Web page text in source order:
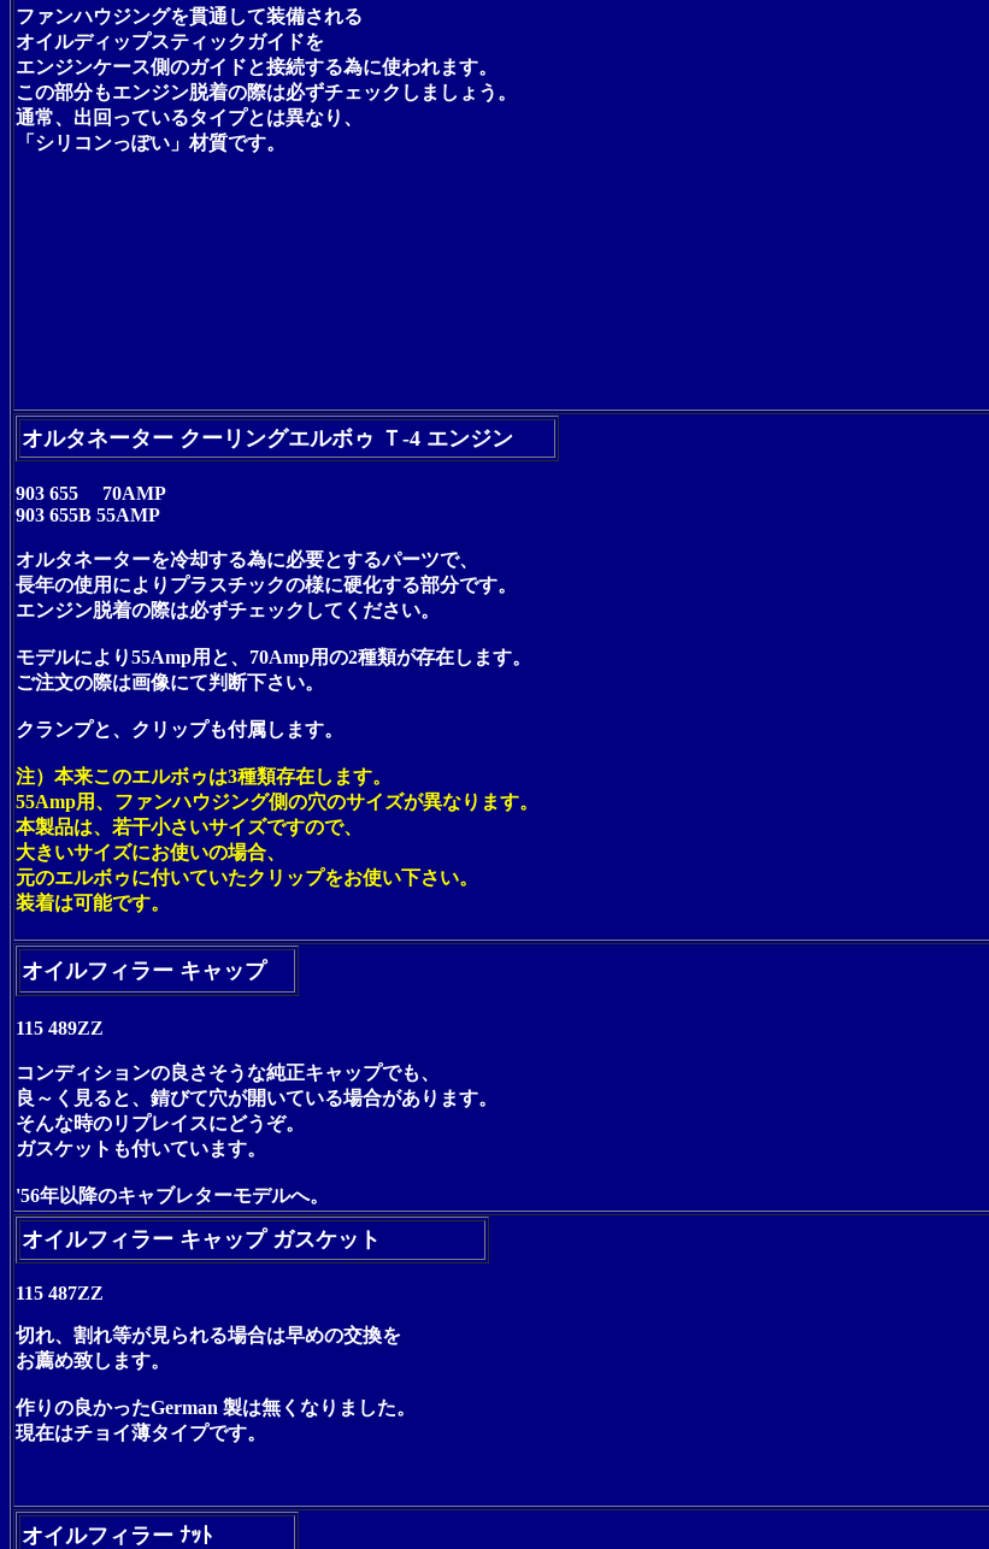
ファンハウジングを貫通して装備される
オイルディップスティックガイドを
エンジンケース側のガイドと接続する為に使われます。
この部分もエンジン脱着の際は必ずチェックしましょう。
通常、出回っているタイプとは異なり、
「シリコンっぽい」材質です。
オルタネーター クーリングエルボゥ Ｔ-4 エンジン
903 655 70AMP
903 655B 55AMP
オルタネーターを冷却する為に必要とするパーツで、
長年の使用によりプラスチックの様に硬化する部分です。
エンジン脱着の際は必ずチェックしてください。
モデルにより55Amp用と、70Amp用の2種類が存在します。
ご注文の際は画像にて判断下さい。
クランプと、クリップも付属します。
注）本来このエルボゥは3種類存在します。
55Amp用、ファンハウジング側の穴のサイズが異なります。
本製品は、若干小さいサイズですので、
大きいサイズにお使いの場合、
元のエルボゥに付いていたクリップをお使い下さい。
装着は可能です。
オイルフィラー キャップ
115 489ZZ
コンディションの良さそうな純正キャップでも、
良～く見ると、錆びて穴が開いている場合があります。
そんな時のリプレイスにどうぞ。
ガスケットも付いています。
'56年以降のキャブレターモデルへ。
オイルフィラー キャップ ガスケット
115 487ZZ
切れ、割れ等が見られる場合は早めの交換を
お薦め致します。
作りの良かったGerman 製は無くなりました。
現在はチョイ薄タイプです。
オイルフィラー ﾅｯﾄ